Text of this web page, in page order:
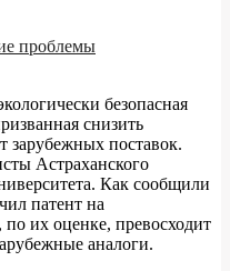
проблемы
безопасная
снизить
зарубежных поставок.
Астраханского
Как сообщили
патент на
их оценке, превосходит
аналоги.